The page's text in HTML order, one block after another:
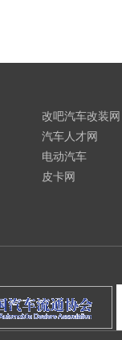
改吧汽车改装网
汽车人才网
电动汽车
皮卡网